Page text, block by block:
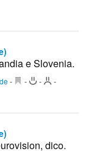
e Slovenia.
- - -
-
dico.